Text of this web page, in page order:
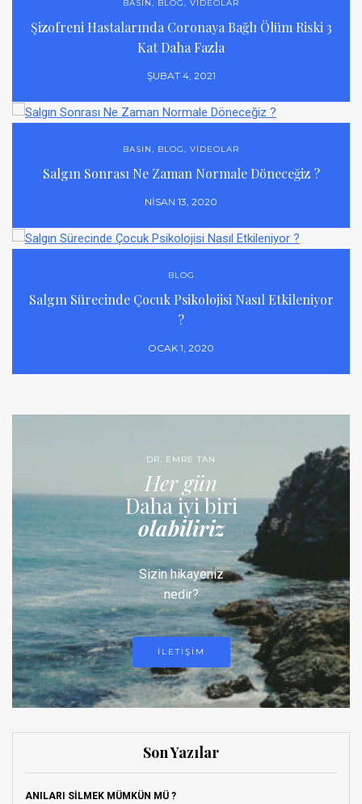
BASIN, BLOG, VIDEOLAR
Şizofreni Hastalarında Coronaya Bağlı Ölüm Riski 3
Kat Daha Fazla
ŞUBAT 4, 2021
BASIN, BLOG, VIDEOLAR
Salgın Sonrası Ne Zaman Normale Döneceğiz ?
NISAN 13, 2020
BLOG
Salgın Sürecinde Çocuk Psikolojisi Nasıl Etkileniyor
?
OCAK 1, 2020
DR. EMRE TAN
Her gün
Daha iyi biri
olabiliriz
Sizin hikayeniz
nedir?
ILETIŞIM
Son Yazılar
ANILARI SILMEK MÜMKÜN MÜ ?